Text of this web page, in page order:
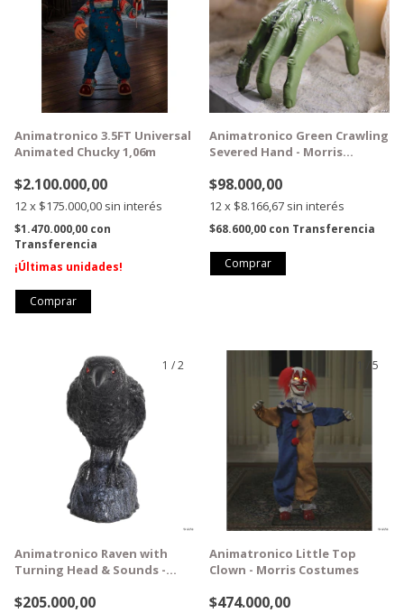
Animatronico 3.5FT Universal
Animated Chucky 1,06m
$2.100.000,00
12x $175.000,00 sin interés
$1.470.000,00 con
Transferencia
¡Últimas unidades!
Animatronico Green Crawling
Severed Hand - Morris
$98.000,00
12x $8.166,67 sin interés
$68.600,00 con Transferencia
1 /2
Animatronico Raven with
Turning Head & Sounds -
$205.000,00
5
Animatronico Little Top
Clown - Morris Costumes
$474.000,00